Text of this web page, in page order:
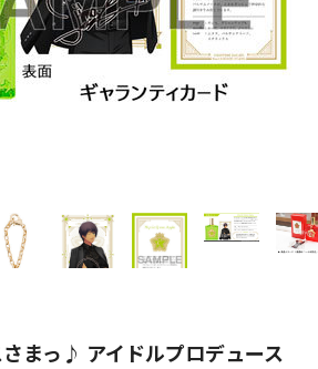
まっ♪ アイドルプロデュース